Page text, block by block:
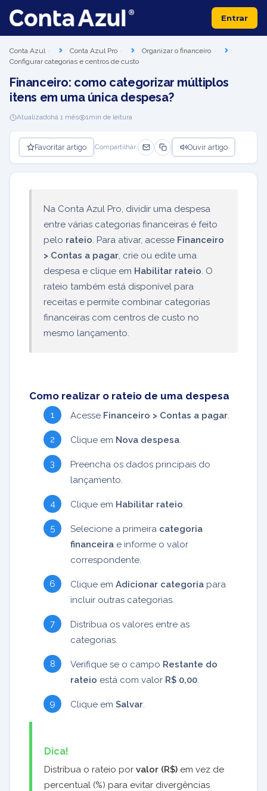
Entrar
Conta Azul Conta Azul Pro
Organizar o financeiro
Configurar categorias e centros de custo
Financeiro: como categorizar múltiplos
itens em uma única despesa?
Atualizadohá 1 mês 1min de leitura
Favoritar artigo Compartilhar: Ouvir artigo
Na Conta Azul Pro, dividir uma despesa
entre várias categorias financeiras é feito
pelo rateio. Para ativar, acesse Financeiro
> Contas a pagar, crie ou edite uma
despesa e clique em Habilitar rateio. O
rateio também está disponível para
receitas e permite combinar categorias
financeiras com centros de custo no
mesmo lançamento.
Como realizar o rateio de uma despesa
Acesse Financeiro > Contas a pagar
Clique em Nova despesa
Preencha os dados principais do
lançamento.
Clique em Habilitar rateio
Selecione a primeira categoria
financeira e informe o valor
correspondente.
Clique em Adicionar categoria para
incluir outras categorias.
Distribua os valores entre as
categorias.
Verifique se o campo Restante do
rateio está com valor R$ 0,00
Clique em Salvar
Dica!
Distribua o rateio por valor (R$) em vez de
percentual (%) para evitar divergências